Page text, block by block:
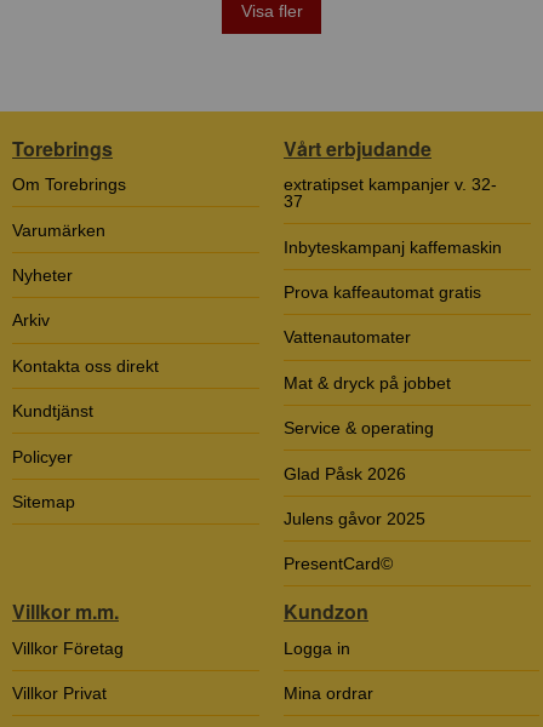
Visa fler
Torebrings
Om Torebrings
Varumärken
Nyheter
Arkiv
Kontakta oss direkt
Kundtjänst
Policyer
Sitemap
Vårt erbjudande
extratipset kampanjer v. 32-
37
Inbyteskampanj kaffemaskin
Prova kaffeautomat gratis
Vattenautomater
Mat & dryck på jobbet
Service & operating
Glad Påsk 2026
Julens gåvor 2025
PresentCard©
Villkor m.m.
Villkor Företag
Villkor Privat
Kundzon
Logga in
Mina ordrar